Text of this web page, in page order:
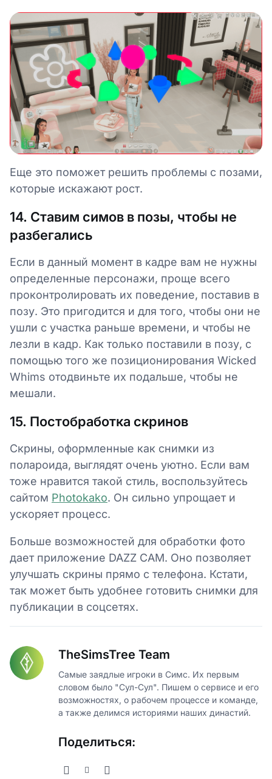
Еще это поможет решить проблемы с позами,
которые искажают рост.
14. Ставим симов в позы, чтобы не
разбегались
Если в данный момент в кадре вам не нужны
определенные персонажи, проще всего
проконтролировать их поведение, поставив в
позу. Это пригодится и для того, чтобы они не
ушли с участка раньше времени, и чтобы не
лезли в кадр. Как только поставили в позу, с
помощью того же позиционирования Wicked
Whims отодвиньте их подальше, чтобы не
мешали.
15. Постобработка скринов
Скрины, оформленные как снимки из
полароида, выглядят очень уютно. Если вам
тоже нравится такой стиль, воспользуйтесь
сайтом Photokako. Он сильно упрощает и
ускоряет процесс.
Больше возможностей для обработки фото
дает приложение DAZZ CAM. Оно позволяет
улучшать скрины прямо с телефона. Кстати,
так может быть удобнее готовить снимки для
публикации в соцсетях.
TheSimsTree Team
Самые заядлые игроки в Симс. Их первым
словом было "Сул-Сул". Пишем о сервисе и его
возможностях, о рабочем процессе и команде,
а также делимся историями наших династий.
Поделиться: